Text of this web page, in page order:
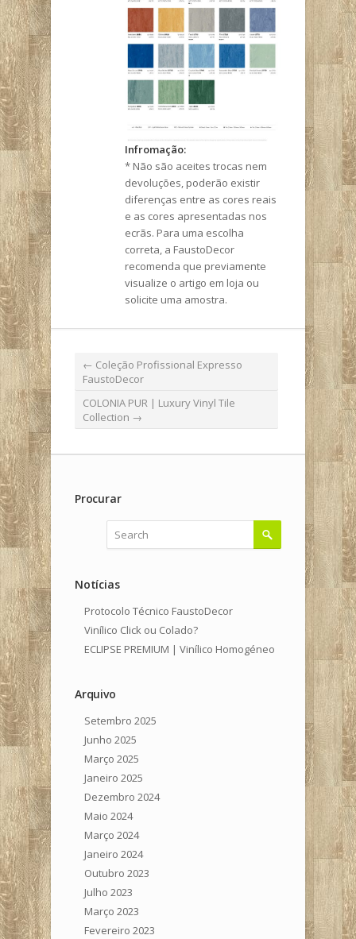
Infromação:
* Não são aceites trocas nem
devoluções, poderão existir
diferenças entre as cores reais
e as cores apresentadas nos
ecrãs. Para uma escolha
correta, a FaustoDecor
recomenda que previamente
visualize o artigo em loja ou
solicite uma amostra.
← Coleção Profissional Expresso
FaustoDecor
COLONIA PUR | Luxury Vinyl Tile
Collection →
Procurar
Notícias
Protocolo Técnico FaustoDecor
Vinílico Click ou Colado?
ECLIPSE PREMIUM | Vinílico Homogéneo
Arquivo
Setembro 2025
Junho 2025
Março 2025
Janeiro 2025
Dezembro 2024
Maio 2024
Março 2024
Janeiro 2024
Outubro 2023
Julho 2023
Março 2023
Fevereiro 2023